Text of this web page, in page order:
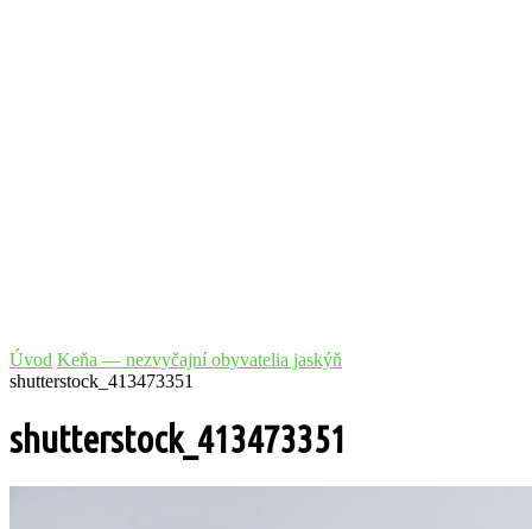
Úvod Keňa — nezvyčajní obyvatelia jaskýň
shutterstock_413473351
shutterstock_413473351